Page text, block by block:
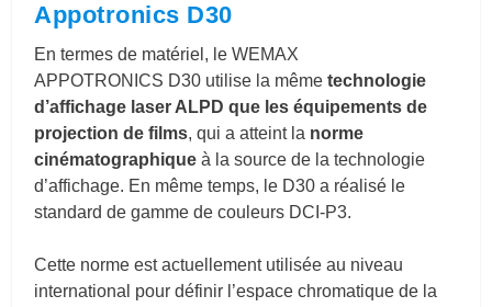
Appotronics D30
En termes de matériel, le WEMAX
APPOTRONICS D30 utilise la mêmetechnologie
d’affichage laser ALPD que les équipements de
projection de films, qui a atteint la norme
cinématographique à la source de la technologie
d’affichage. En même temps, le D30 a réalisé le
standard de gamme de couleurs DCI-P3.
Cette norme est actuellement utilisée au niveau
international pour définir l’espace chromatique de la